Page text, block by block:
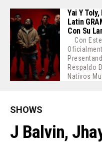
Yai Y
Latin
Con Su
Con
Respaldo
Nativos
SHOWS
J Balvin,